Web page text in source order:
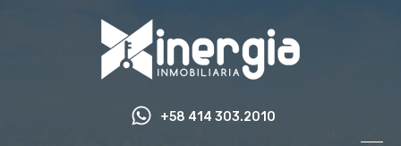
+58 414 303.2010